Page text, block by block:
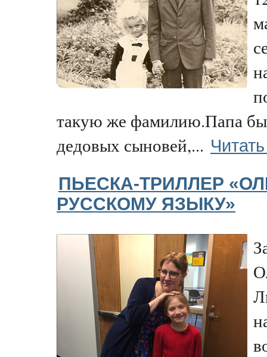
такую же фамилию.Папа
дедовых сыновей,...
ПЬЕСКА-ТРИЛЛЕР
РУССКОМУ ЯЗЫКУ»